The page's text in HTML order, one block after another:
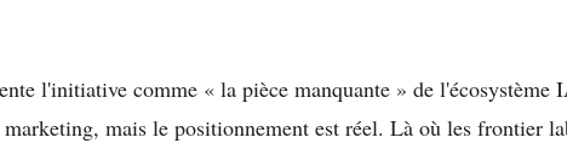
l'initiative comme « la pièce manquante » de l'écosystème
mais le positionnement est réel. Là où les frontier